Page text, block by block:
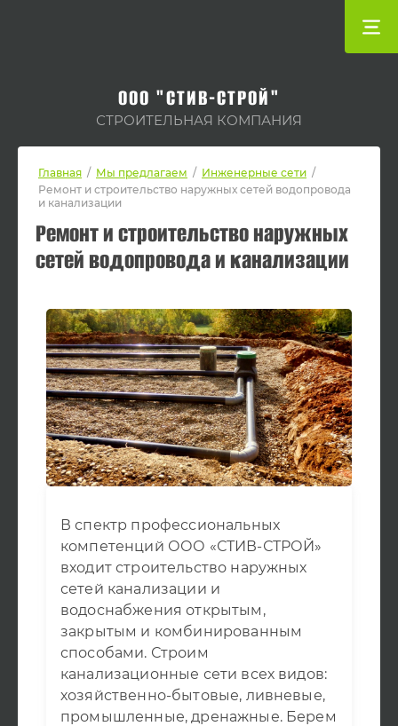
ООО "СТИВ-СТРОЙ"
СТРОИТЕЛЬНАЯ КОМПАНИЯ
Главная / Мы предлагаем / Инженерные сети /
Ремонт и строительство наружных сетей водопровода
и канализации
Ремонт и строительство наружных
сетей водопровода и канализации
В спектр профессиональных
компетенций ООО «СТИВ-СТРОЙ»
входит строительство наружных
сетей канализации и
водоснабжения открытым,
закрытым и комбинированным
способами. Строим
канализационные сети всех видов:
хозяйственно-бытовые, ливневые,
промышленные, дренажные. Берем